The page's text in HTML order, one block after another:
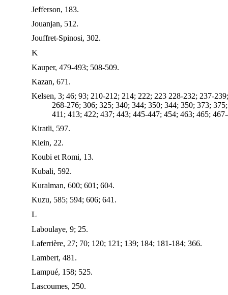
Jefferson, 183.
Jouanjan, 512.
Jouffret-Spinosi, 302.
K
Kauper, 479-493; 508-509.
Kazan, 671.
Kelsen, 3; 46; 93; 210-212; 214; 222; 223 228-232; 237-
268-276; 306; 325; 340; 344; 350; 344; 350; 373;
411; 413; 422; 437; 443; 445-447; 454; 463; 465;
Kiratli, 597.
Klein, 22.
Koubi et Romi, 13.
Kubali, 592.
Kuralman, 600; 601; 604.
Kuzu, 585; 594; 606; 641.
L
Laboulaye, 9; 25.
Laferrière, 27; 70; 120; 121; 139; 184; 181-184; 366.
Lambert, 481.
Lampué, 158; 525.
Lascoumes, 250.